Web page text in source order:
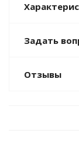
Задать
Отзывы